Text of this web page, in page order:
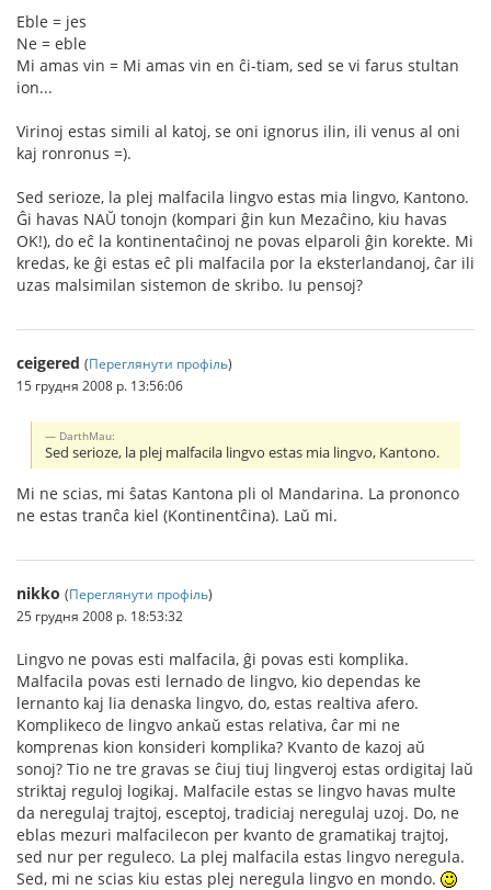
Eble = jes
Ne = eble
Mi amas vin = Mi amas vin en ĉi-tiam, sed se vi farus stultan
ion...
Virinoj estas simili al katoj, se oni ignorus ilin, ili venus al oni
kaj ronronus =).
Sed serioze, la plej malfacila lingvo estas mia lingvo, Kantono.
Ĝi havas NAŬ tonojn (kompari ĝin kun Mezaĉino, kiu havas
OK!), do eĉ la kontinentaĉinoj ne povas elparoli ĝin korekte. Mi
kredas, ke ĝi estas eĉ pli malfacila por la eksterlandanoj, ĉar ili
uzas malsimilan sistemon de skribo. Iu pensoj?
ceigered (Переглянути профіль)
15 грудня 2008 р. 13:56:06
DarthMau:
Sed serioze, la plej malfacila lingvo estas mia lingvo, Kantono.
Mi ne scias, mi ŝatas Kantona pli ol Mandarina. La prononco
ne estas tranĉa kiel (Kontinentĉina). Laŭ mi.
nikko (Переглянути профіль)
25 грудня 2008 р. 18:53:32
Lingvo ne povas esti malfacila, ĝi povas esti komplika.
Malfacila povas esti lernado de lingvo, kio dependas ke
lernanto kaj lia denaska lingvo, do, estas realtiva afero.
Komplikeco de lingvo ankaŭ estas relativa, ĉar mi ne
komprenas kion konsideri komplika? Kvanto de kazoj aŭ
sonoj? Tio ne tre gravas se ĉiuj tiuj lingveroj estas ordigitaj laŭ
striktaj reguloj logikaj. Malfacile estas se lingvo havas multe
da neregulaj trajtoj, esceptoj, tradiciaj neregulaj uzoj. Do, ne
eblas mezuri malfacilecon per kvanto de gramatikaj trajtoj,
sed nur per reguleco. La plej malfacila estas lingvo neregula.
Sed, mi ne scias kiu estas plej neregula lingvo en mondo.